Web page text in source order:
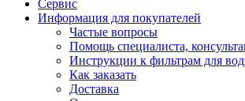
Сервис
Информация для покупателей
Частые вопросы
Помощь специалиста,
Инструкции к фильтрам для
Как заказать
Доставка